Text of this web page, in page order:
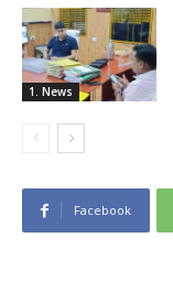
1. News
Facebook